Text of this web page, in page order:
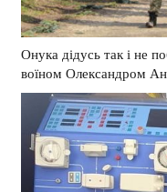
Онука дідусь так і не
воїном Олександром